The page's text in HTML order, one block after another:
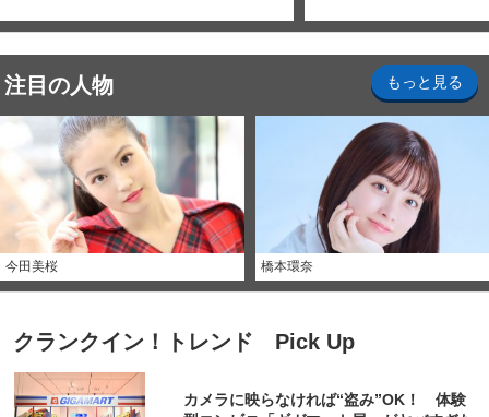
注目の人物 もっと見る
今田美桜 橋本環奈
クランクイン！トレンド Pick Up
カメラに映らなければ“盗み”OK！ 体験